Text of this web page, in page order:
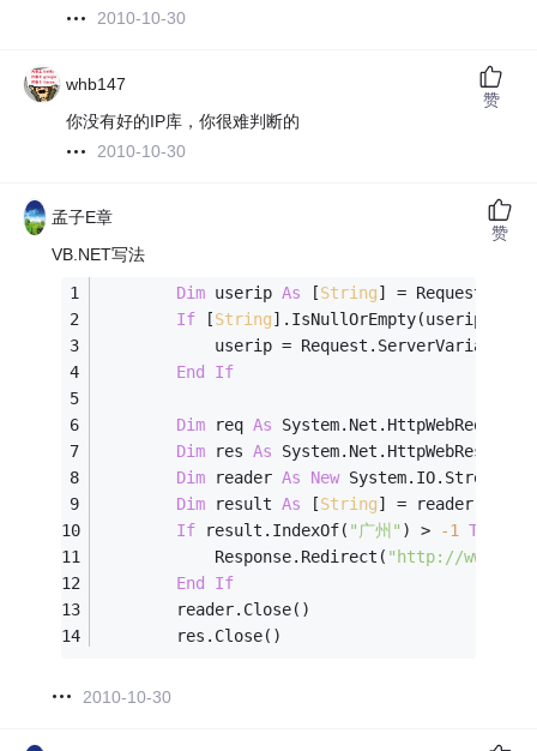
2010-10-30
whb147
你没有好的IP库，你很难判断的
2010-10-30
赞
孟子E章
VB.NET写法
Dim userip As [String] =
If [String].IsNullOrEmpty(userip)
            userip = Request.ServerVariables(
End
If
Dim req As System.Net.HttpWebRequest
Dim res As
Dim reader As New
Dim result As [String] =
If result.IndexOf( "广州" ) > -1 Then
            Response.Redirect(
"http://
End
If
        reader.Close()
        res.Close()
2010-10-30
赞